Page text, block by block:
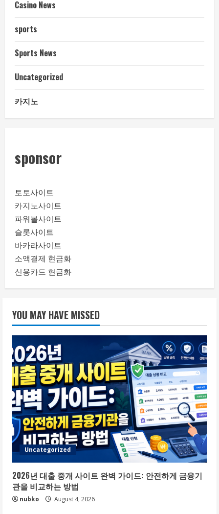
Casino News
sports
Sports News
Uncategorized
카지노
sponsor
토토사이트
카지노사이트
파워볼사이트
슬롯사이트
바카라사이트
소액결제 현금화
신용카드 현금화
YOU MAY HAVE MISSED
Uncategorized
2026년 대출 중개 사이트 완벽 가이드: 안전하게 금융기
관을 비교하는 방법
nubko August 4, 2026